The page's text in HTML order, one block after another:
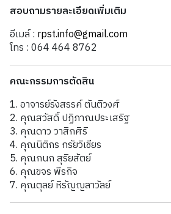
สอบถามรายละเอียดเพิ่มเติม
อีเมล์ : rpst.info@gmail.com
โทร : 064 464 8762
คณะกรรมการตัดสิน
1. อาจารย์รังสรรค์ ตันติวงศ์
2. คุณสวัสดิ์ ปฏิภาณประเสริฐ
3. คุณดาว วาสิกศิริ
4. คุณนิติกร กรัยวิเชียร
5. คุณกนก สุริยสัตย์
6. คุณขจร พีรกิจ
7. คุณตุลย์ หิรัญญลาวัลย์